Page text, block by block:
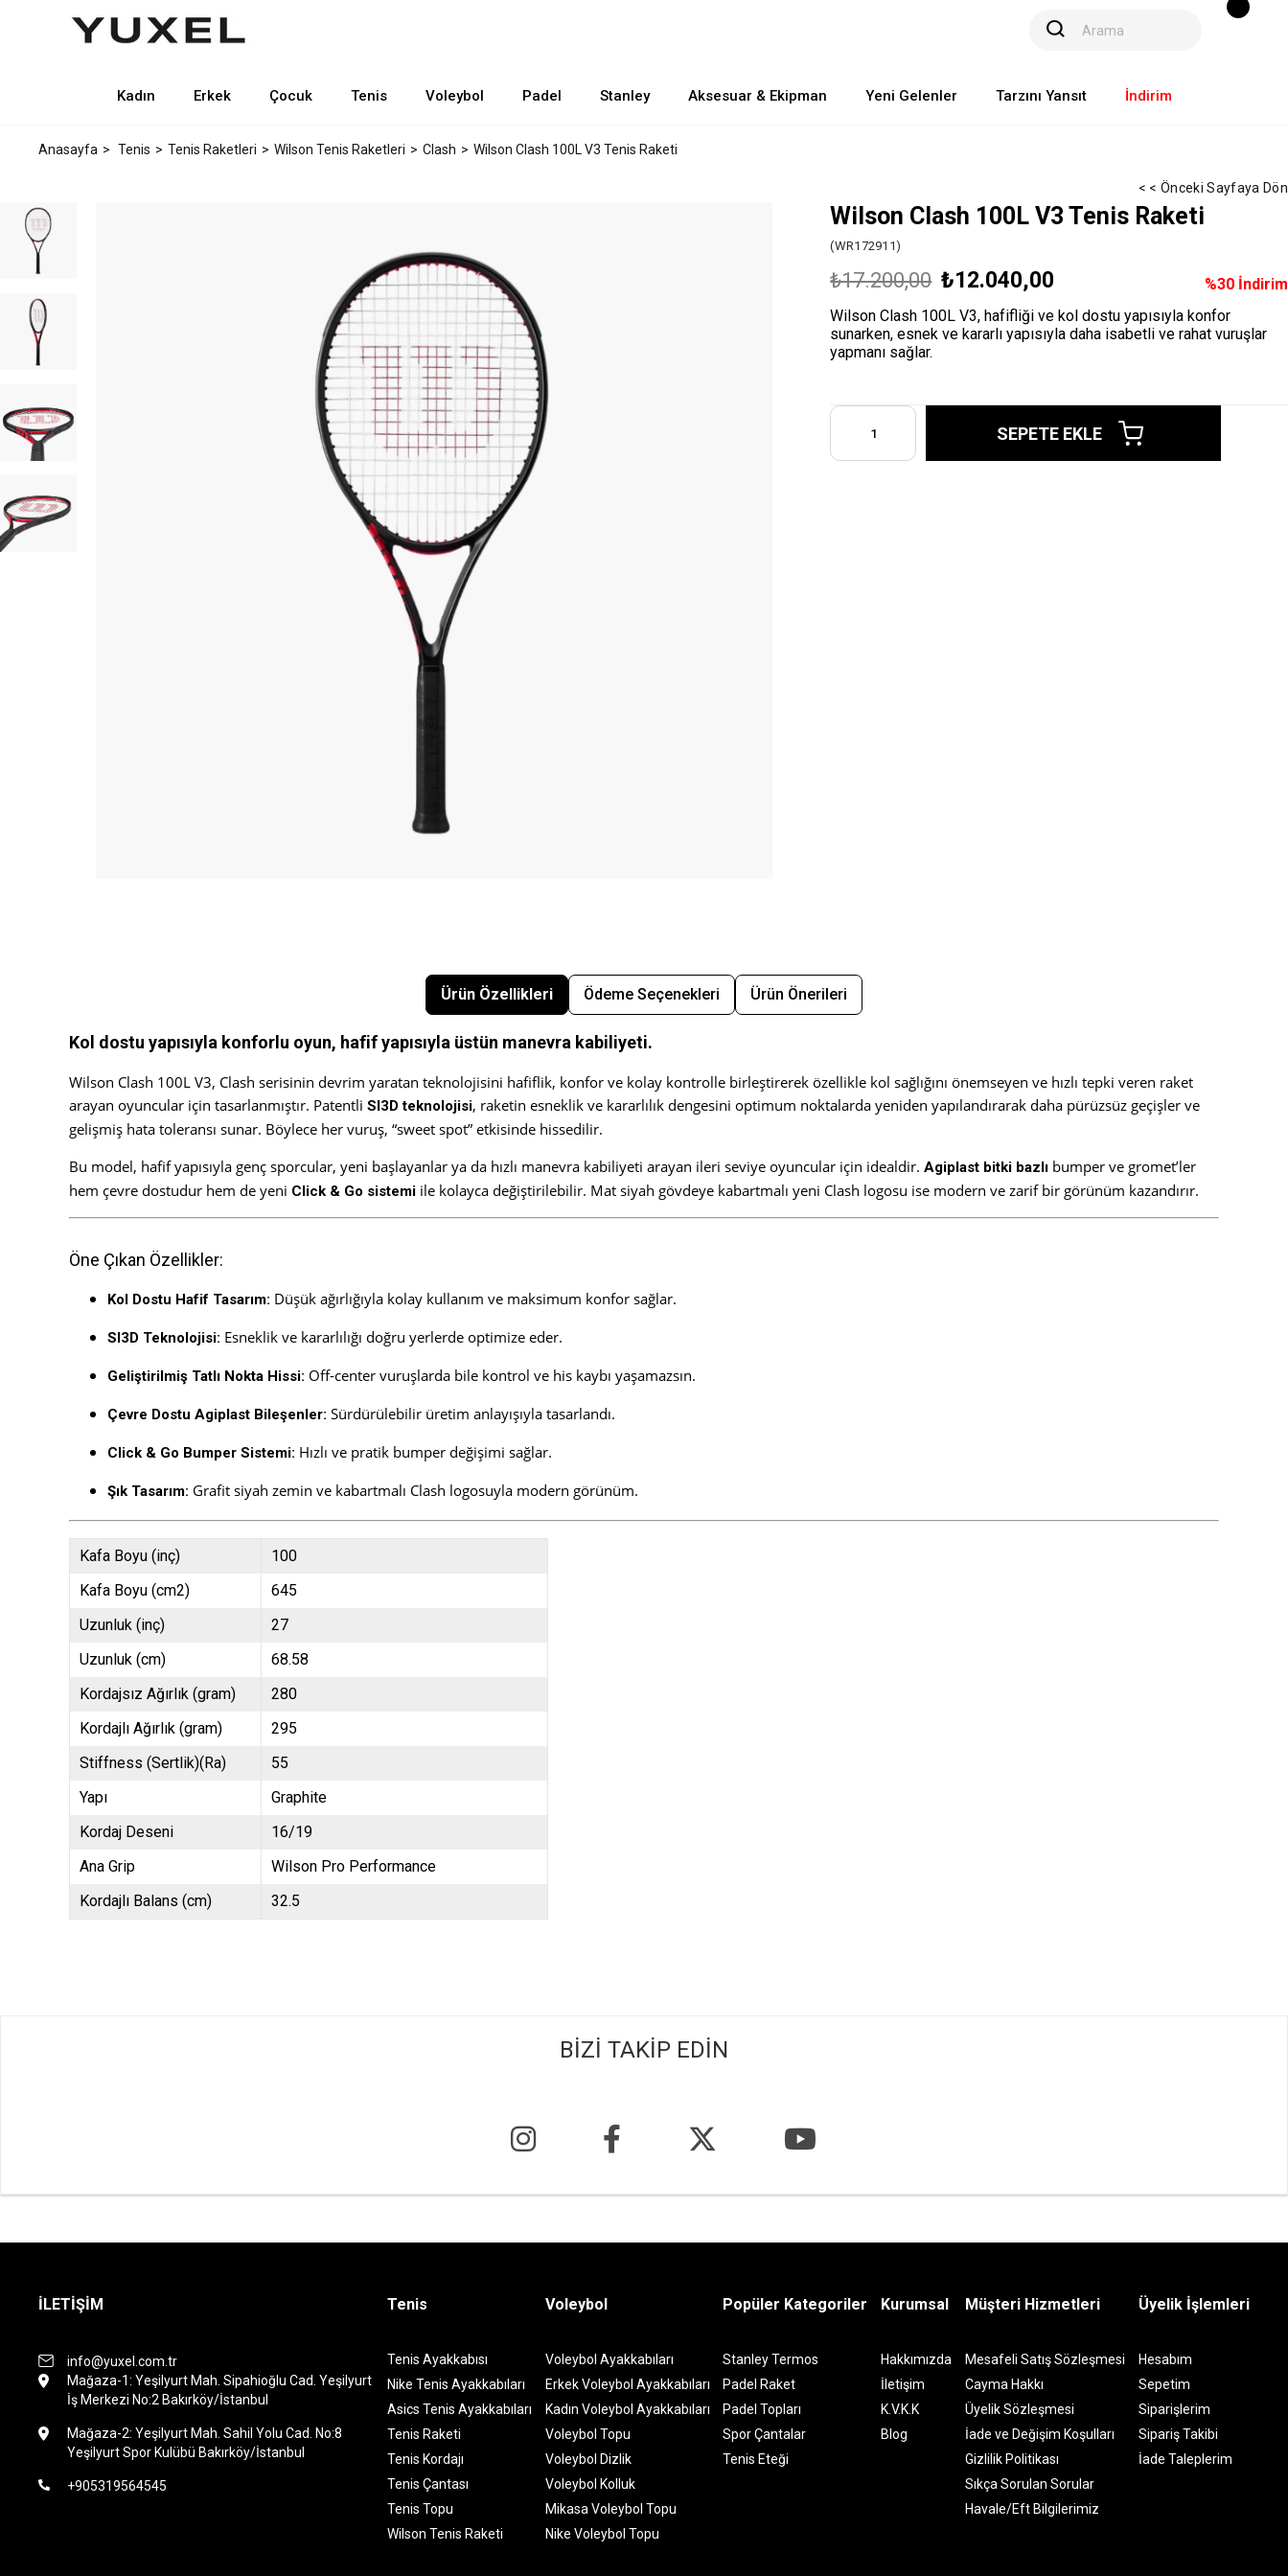
Kadın Erkek Çocuk Tenis Voleybol Padel Stanley Aksesuar & Ekipman Yeni Gelenler Tarzını Yansıt İndirim
Anasayfa Tenis Tenis Raketleri Wilson Tenis Raketleri Clash Wilson Clash 100L V3 Tenis Raketi
< < Önceki Sayfaya Dön
Wilson Clash 100L V3 Tenis Raketi
(WR172911)
%30İndirim
₺17.200,00 ₺12.040,00
Wilson Clash 100L V3, hafifliği ve kol dostu yapısıyla konfor
sunarken, esnek ve kararlı yapısıyla daha isabetli ve rahat vuruşlar
yapmanı sağlar.
Ürün Özellikleri Ödeme Seçenekleri Ürün Önerileri
Kol dostu yapısıyla konforlu oyun, hafif yapısıyla üstün manevra kabiliyeti.
Wilson Clash 100L V3, Clash serisinin devrim yaratan teknolojisini hafiflik, konfor ve kolay kontrolle birleştirerek özellikle kol sağlığını önemseyen ve hızlı tepki veren raket
arayan oyuncular için tasarlanmıştır. Patentli SI3D teknolojisi, raketin esneklik ve kararlılık dengesini optimum noktalarda yeniden yapılandırarak daha pürüzsüz geçişler ve
gelişmiş hata toleransı sunar. Böylece her vuruş, “sweet spot” etkisinde hissedilir.
Bu model, hafif yapısıyla genç sporcular, yeni başlayanlar ya da hızlı manevra kabiliyeti arayan ileri seviye oyuncular için idealdir. Agiplast bitki bazlı bumper ve gromet’ler
hem çevre dostudur hem de yeni Click & Go sistemi ile kolayca değiştirilebilir. Mat siyah gövdeye kabartmalı yeni Clash logosu ise modern ve zarif bir görünüm kazandırır.
Öne Çıkan Özellikler:
Kol Dostu Hafif Tasarım: Düşük ağırlığıyla kolay kullanım ve maksimum konfor sağlar.
SI3D Teknolojisi: Esneklik ve kararlılığı doğru yerlerde optimize eder.
Geliştirilmiş Tatlı Nokta Hissi: Off-center vuruşlarda bile kontrol ve his kaybı yaşamazsın.
Çevre Dostu Agiplast Bileşenler: Sürdürülebilir üretim anlayışıyla tasarlandı.
Click & Go Bumper Sistemi: Hızlı ve pratik bumper değişimi sağlar.
Şık Tasarım: Grafit siyah zemin ve kabartmalı Clash logosuyla modern görünüm.
Kafa Boyu (inç)
100
Kafa Boyu (cm2)
645
Uzunluk (inç)
27
Uzunluk (cm)
68.58
Kordajsız Ağırlık (gram)
280
Kordajlı Ağırlık (gram)
295
Stiffness (Sertlik)(Ra)
55
Yapı
Graphite
Kordaj Deseni
16/19
Ana Grip
Wilson Pro Performance
Kordajlı Balans (cm)
32.5
BİZİ TAKİP EDİN
İLETİŞİM
info@yuxel.com.tr
Mağaza-1: Yeşilyurt Mah. Sipahioğlu Cad. Yeşilyurt
İş Merkezi No:2 Bakırköy/İstanbul
Mağaza-2: Yeşilyurt Mah. Sahil Yolu Cad. No:8
Yeşilyurt Spor Kulübü Bakırköy/İstanbul
+905319564545
Tenis
Tenis Ayakkabısı
Nike Tenis Ayakkabıları
Asics Tenis Ayakkabıları
Tenis Raketi
Tenis Kordajı
Tenis Çantası
Tenis Topu
Wilson Tenis Raketi
Voleybol
Voleybol Ayakkabıları
Erkek Voleybol Ayakkabıları
Kadın Voleybol Ayakkabıları
Voleybol Topu
Voleybol Dizlik
Voleybol Kolluk
Mikasa Voleybol Topu
Nike Voleybol Topu
Popüler Kategoriler
Stanley Termos
Padel Raket
Padel Topları
Spor Çantalar
Tenis Eteği
Kurumsal
Hakkımızda
İletişim
K.V.K.K
Blog
Müşteri Hizmetleri
Mesafeli Satış Sözleşmesi
Cayma Hakkı
Üyelik Sözleşmesi
İade ve Değişim Koşulları
Gizlilik Politikası
Sıkça Sorulan Sorular
Havale/Eft Bilgilerimiz
Üyelik İşlemleri
Hesabım
Sepetim
Siparişlerim
Sipariş Takibi
İade Taleplerim